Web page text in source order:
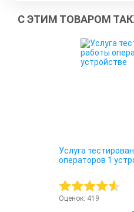
С ЭТИМ ТОВАРОМ
Услуга
операторов 1
Оценок: 419